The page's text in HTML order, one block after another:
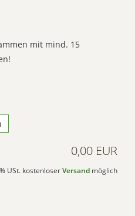
mit mind. 15
0,00 EUR
USt. kostenloser Versand möglich